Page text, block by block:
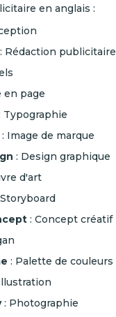
en anglais :
: Rédaction publicitaire
en page
Typographie
: Image de marque
: Design graphique
d'art
: Concept créatif
: Palette de couleurs
: Photographie